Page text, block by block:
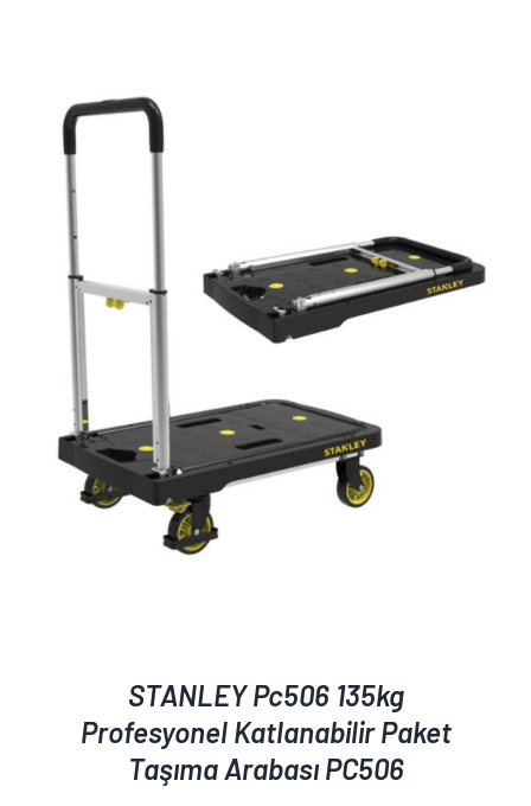
AYRINTILAR
STANLEY Pc506 135kg
Profesyonel Katlanabilir Paket
Taşıma Arabası PC506